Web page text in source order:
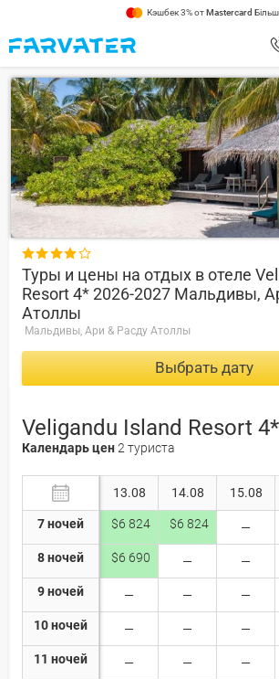
Кэшбек 3% отMastercard

Туры и цены на отдых в отеле
Resort 4* 2026-2027 Мальдивы,
Атоллы
Мальдивы, Ари & Расду Атоллы
Выбрать дату
Veligandu Island Resort 4*
Календарь цен2 туриста
7 ночей
8 ночей
9 ночей
10 ночей
11 ночей
13.08 14.08 15.08
$6 824 $6 824
$6 690